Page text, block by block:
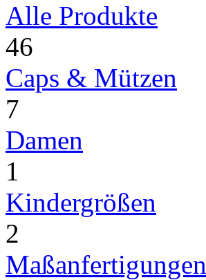
Alle Produkte
46
Caps & Mützen
7
Damen
1
Kindergrößen
2
Maßanfertigungen